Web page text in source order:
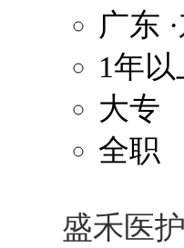
广东
1年以
大专
全职
盛禾医